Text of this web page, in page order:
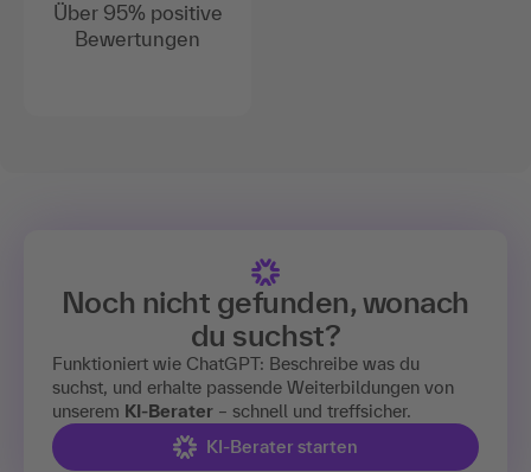
Über 95% positive
Bewertungen
Noch nicht gefunden, wonach
du suchst?
Funktioniert wie ChatGPT: Beschreibe was du
suchst, und erhalte passende Weiterbildungen von
unserem KI-Berater – schnell und treffsicher.
KI-Berater starten